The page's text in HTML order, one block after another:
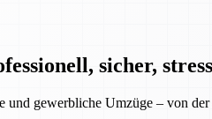
sicher,
und gewerbliche Umzüge – von